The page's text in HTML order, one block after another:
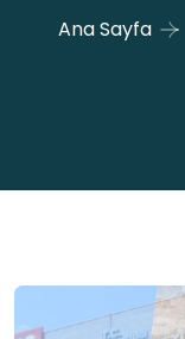
Ana Sayfa